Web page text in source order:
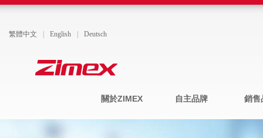
繁體中文 English Deutsch
關於ZIMEX 自主品牌 銷售